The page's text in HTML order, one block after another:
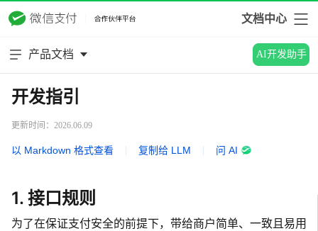
文档中心
产品文档 AI开发助手
开发指引
更新时间：2026.06.09
以 Markdown 格式查看 复制给 LLM 问 AI
1. 接口规则
为了在保证支付安全的前提下，带给商户简单、一致且易用